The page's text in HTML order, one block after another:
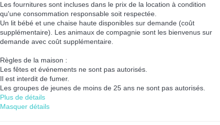
Les fournitures sont incluses dans le prix de la location à condition
qu'une consommation responsable soit respectée.
Un lit bébé et une chaise haute disponibles sur demande (coût
supplémentaire). Les animaux de compagnie sont les bienvenus sur
demande avec coût supplémentaire.
Règles de la maison :
Les fêtes et événements ne sont pas autorisés.
Il est interdit de fumer.
Les groupes de jeunes de moins de 25 ans ne sont pas autorisés.
Plus de détails
Masquer détails